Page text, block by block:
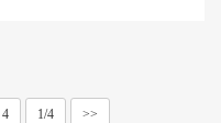
4 1/4 >>